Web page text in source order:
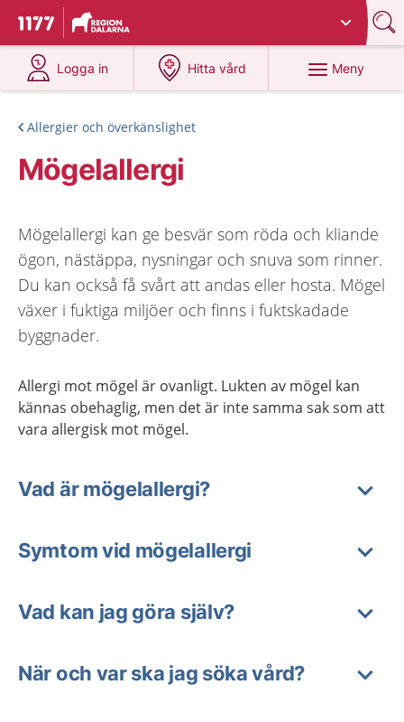
Till startsidan för 1177
Du har valt region
Logga in
på 1177.se
Hitta vård
på 1177.se
Meny
Allergier och överkänslighet
Mögelallergi
Mögelallergi kan ge besvär som röda och kliande
ögon, nästäppa, nysningar och snuva som rinner.
Du kan också få svårt att andas eller hosta. Mögel
växer i fuktiga miljöer och finns i fuktskadade
byggnader.
Allergi mot mögel är ovanligt. Lukten av mögel kan
kännas obehaglig, men det är inte samma sak som att
vara allergisk mot mögel.
Vad är mögelallergi?
Symtom vid mögelallergi
Vad kan jag göra själv?
När och var ska jag söka vård?